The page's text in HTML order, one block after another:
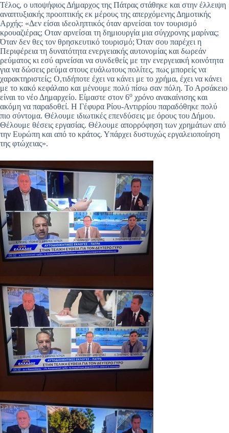
Τέλος, ο υποψήφιος Δήμαρχος της Πάτρας στάθηκε και στην έλλειψη
αναπτυξιακής προοπτικής εκ μέρους της απερχόμενης Δημοτικής
Αρχής: «Δεν είσαι ιδεοληπτικός όταν αρνείσαι τον τουρισμό
κρουαζιέρας; Οταν αρνείσαι τη δημιουργία μια σύγχρονης μαρίνας;
Όταν δεν θες τον θρησκευτικό τουρισμό; Όταν σου παρέχει η
Περιφέρεια τη δυνατότητα ενεργειακής αυτονομίας και δωρεάν
ρεύματος κι εσύ αρνείσαι να συνδεθείς με την ενεργειακή κοινότητα
για να δώσεις ρεύμα στους ευάλωτους πολίτες, πως μπορείς να
χαρακτηριστείς; Ο,τιδήποτε έχει να κάνει με το χρήμα, έχει να κάνει
με το κακό κεφάλαιο και μένουμε πολύ πίσω σαν πόλη. Το Αρσάκειο
είναι το νέο Δημαρχείο. Είμαστε στον 6ο χρόνο ανακαίνισης και
ακόμη να παραδοθεί. Η Γέφυρα Ρίου-Αντιρρίου παραδόθηκε πολύ
πιο σύντομα. Θέλουμε ιδιωτικές επενδύσεις με όρους του Δήμου.
Θέλουμε θέσεις εργασίας. Θέλουμε απορρόφηση των χρημάτων από
την Ευρώπη και από το κράτος. Υπάρχει δυστυχώς εργαλειοποίηση
της φτώχειας».